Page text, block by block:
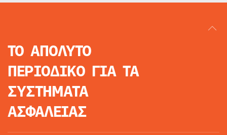
ΤΟ ΑΠΟΛΥΤΟ
ΠΕΡΙΟΔΙΚΟ ΓΙΑ ΤΑ
ΣΥΣΤΗΜΑΤΑ
ΑΣΦΑΛΕΙΑΣ